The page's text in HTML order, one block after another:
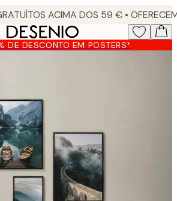
DE DESCONTO EM POSTERS*